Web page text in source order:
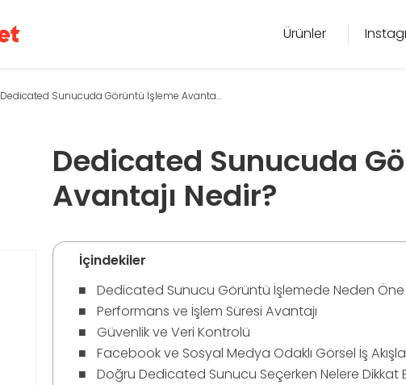
Ürünler
Dedicated Sunucuda Görüntü İşleme Avanta...
Dedicated Sunucuda
Avantajı Nedir?
İçindekiler
Dedicated Sunucu Görüntü İşlemede Neden Öne
Performans ve İşlem Süresi Avantajı
Güvenlik ve Veri Kontrolü
Facebook ve Sosyal Medya Odaklı Görsel İş
Doğru Dedicated Sunucu Seçerken Nelere Dikkat